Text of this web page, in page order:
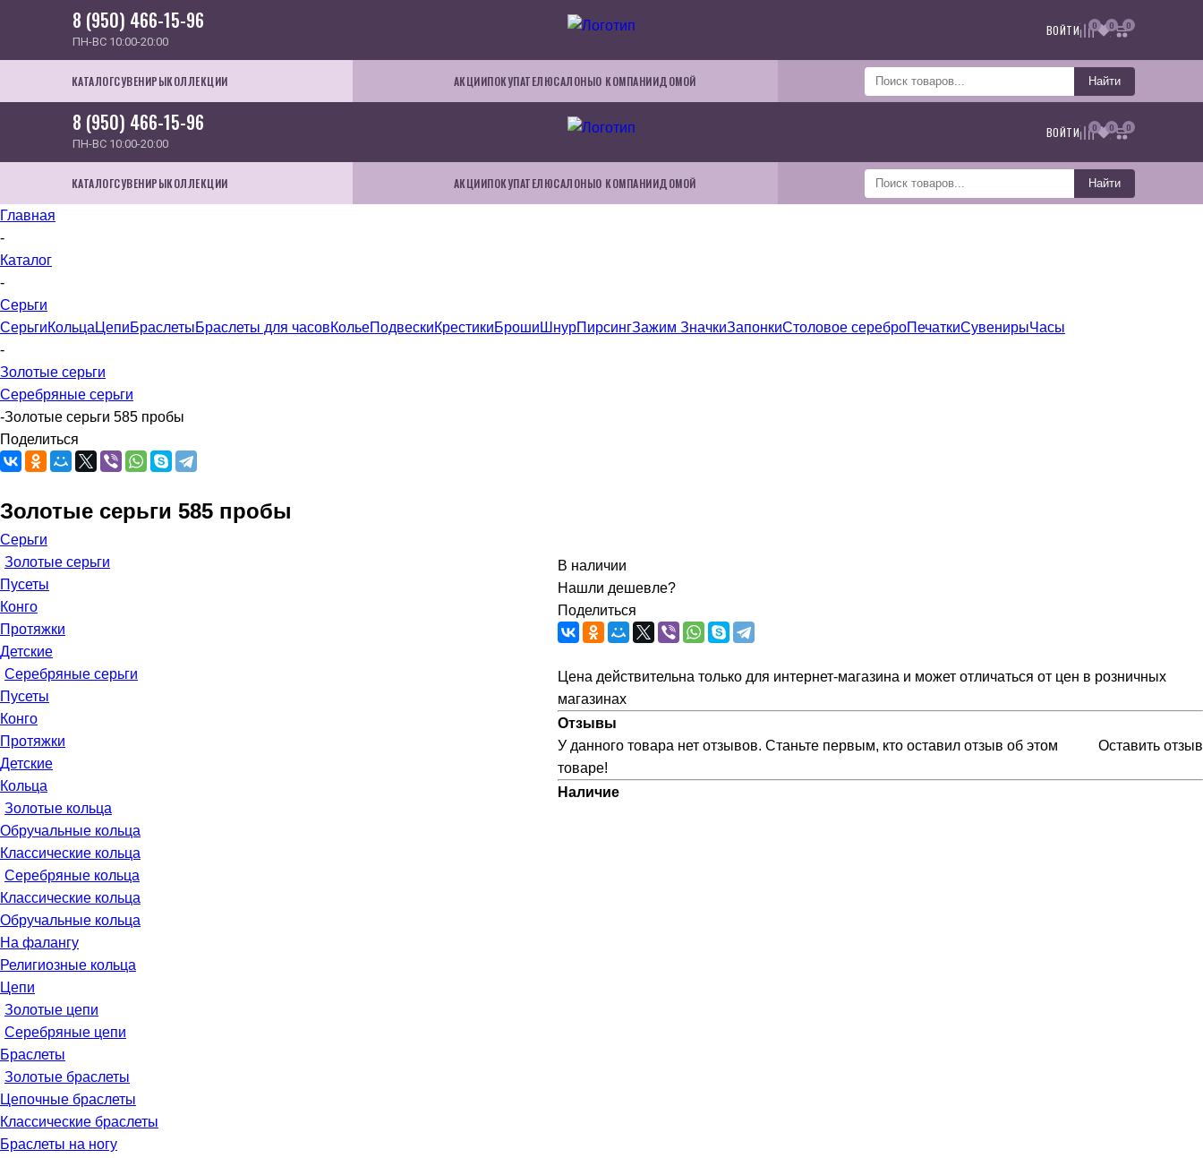
8 (950) 466-15-96
ПН-ВС 10:00-20:00
ВОЙТИ 0 0 0
КАТАЛОГСУВЕНИРЫКОЛЛЕКЦИИ АКЦИИПОКУПАТЕЛЮСАЛОНЫО КОМПАНИИДОМОЙ Найти
8 (950) 466-15-96
ПН-ВС 10:00-20:00
ВОЙТИ 0 0 0
КАТАЛОГСУВЕНИРЫКОЛЛЕКЦИИ АКЦИИПОКУПАТЕЛЮСАЛОНЫО КОМПАНИИДОМОЙ Найти
Главная
-
Каталог
-
Серьги
СерьгиКольца ЦепиБраслетыБраслеты для часовКольеПодвескиКрестикиБроши ШнурПирсингЗажим ЗначкиЗапонкиСтоловое сереброПечаткиСувенирыЧасы
-
Золотые серьги
Серебряные серьги
-Золотые серьги 585 пробы
Поделиться
Золотые серьги 585 пробы
В наличии
Нашли дешевле?
Поделиться
Цена действительна только для интернет-магазина и может отличаться от цен в розничных
магазинах
Отзывы
Оставить отзыв
У данного товара нет отзывов. Станьте первым, кто оставил отзыв об этом
товаре!
Наличие
Серьги
Золотые серьги
Пусеты
Конго
Протяжки
Детские
Серебряные серьги
Пусеты
Конго
Протяжки
Детские
Кольца
Золотые кольца
Обручальные кольца
Классические кольца
Серебряные кольца
Классические кольца
Обручальные кольца
На фалангу
Религиозные кольца
Цепи
Золотые цепи
Серебряные цепи
Браслеты
Золотые браслеты
Цепочные браслеты
Классические браслеты
Браслеты на ногу